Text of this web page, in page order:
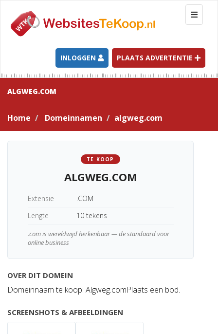
T
o
g
l
e
n
a
t
INLOGGEN PLAATS ADVERTENTIE
ALGWEG.COM
Home Domeinnamen algweg.com
TE KOOP
ALGWEG.COM
Extensie
.COM
Lengte
10 tekens
.com is wereldwijd herkenbaar — de standaard voor
online business
OVER DIT DOMEIN
Domeinnaam te koop: Algweg.comPlaats een bod.
SCREENSHOTS & AFBEELDINGEN